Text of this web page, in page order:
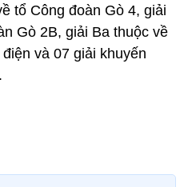
tổ Công đoàn Gò 4, giải
Gò 2B, giải Ba thuộc về
và 07 giải khuyến